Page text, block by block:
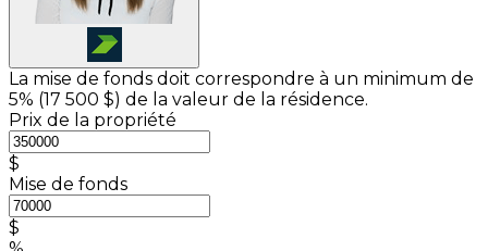
La mise de fonds doit correspondre à un minimum de
5% (17 500 $) de la valeur de la résidence.
Prix de la propriété
$
Mise de fonds
$